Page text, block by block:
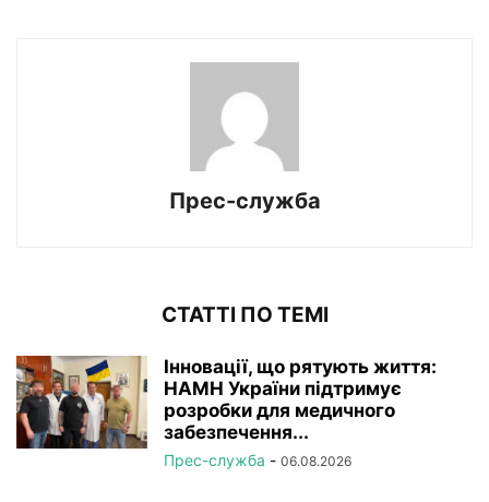
Прес-служба
СТАТТІ ПО ТЕМІ
Інновації, що рятують життя:
НАМН України підтримує
розробки для медичного
забезпечення...
Прес-служба - 06.08.2026